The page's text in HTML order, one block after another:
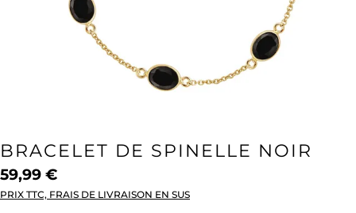
BRACELET DE SPINELLE NOIR
59,99 €
PRIX TTC, FRAIS DE LIVRAISON EN SUS